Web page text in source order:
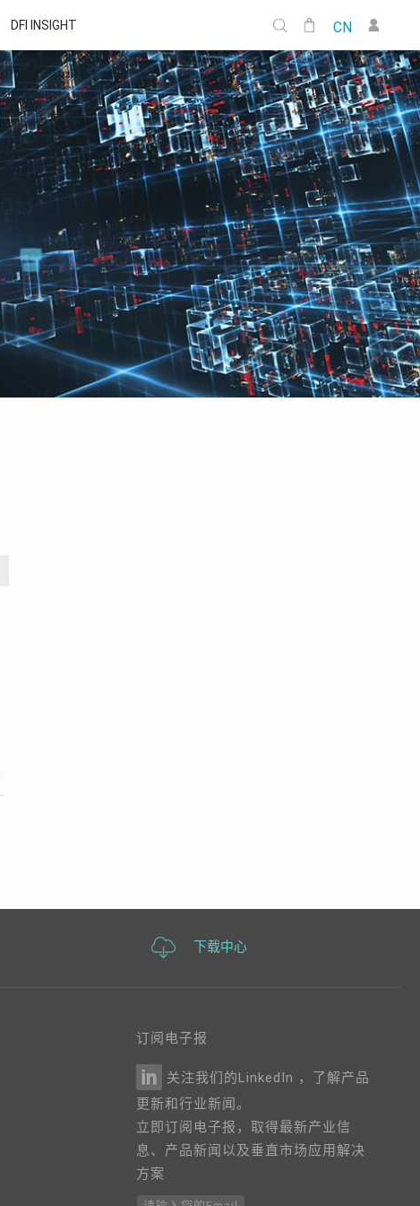
DFI INSIGHT CN
下载中心
订阅电子报
关注我们的LinkedIn ，了解产品
更新和行业新闻。
立即订阅电子报，取得最新产业信
息、产品新闻以及垂直市场应用解决
方案